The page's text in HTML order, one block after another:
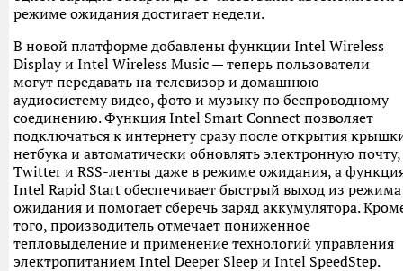
режиме ожидания достигает недели.
В новой платформе добавлены функции Intel Wireless
Display и Intel Wireless Music — теперь пользователи
могут передавать на телевизор и домашнюю
аудиосистему видео, фото и музыку по беспроводному
соединению. Функция Intel Smart Connect позволяет
подключаться к интернету сразу после открытия
нетбука и автоматически обновлять электронную почту,
Twitter и RSS-ленты даже в режиме ожидания, а
Intel Rapid Start обеспечивает быстрый выход из режима
ожидания и помогает сберечь заряд аккумулятора.
того, производитель отмечает пониженное
тепловыделение и применение технологий управления
электропитанием Intel Deeper Sleep и Intel SpeedStep.